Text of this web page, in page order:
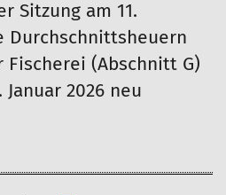
Sitzung am 11.
Durchschnittsheuern
(Abschnitt G)
2026 neu